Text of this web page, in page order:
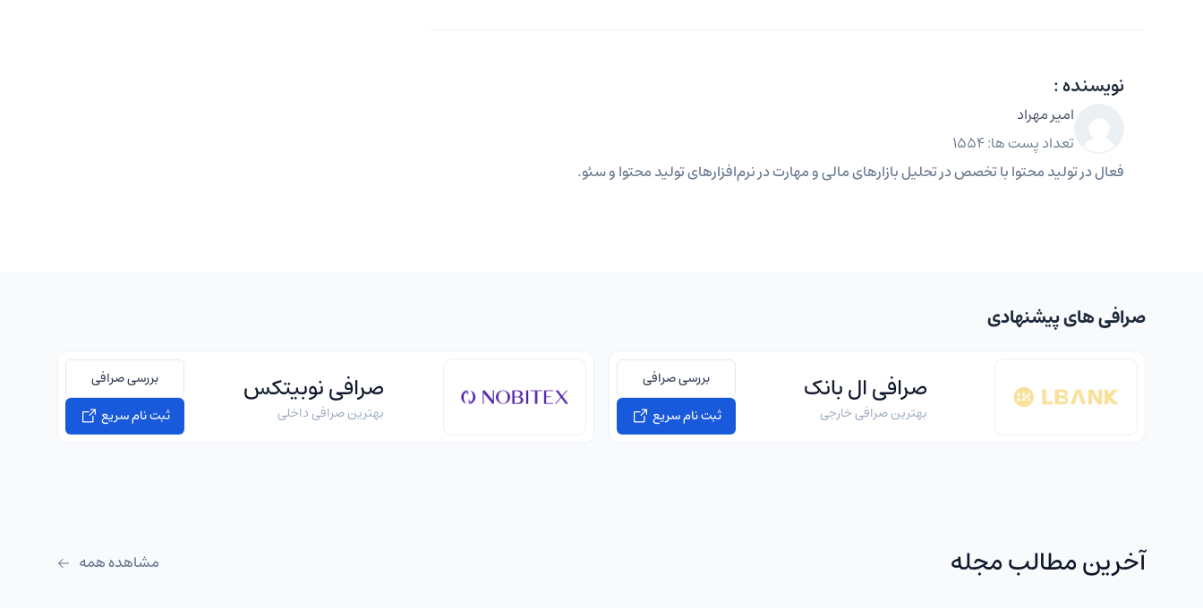
نویسنده :
امیر مهراد
تعداد پست ها: 1554
فعال در تولید محتوا با تخصص در تحلیل بازارهای مالی و مهارت در نرم‌افزارهای تولید محتوا و سئو.
صرافی های پیشنهادی
صرافی ال بانک
بهترین صرافی خارجی
بررسی صرافی
ثبت نام سریع
صرافی نوبیتکس
بهترین صرافی داخلی
بررسی صرافی
ثبت نام سریع
آخرین مطالب مجله مشاهده همه